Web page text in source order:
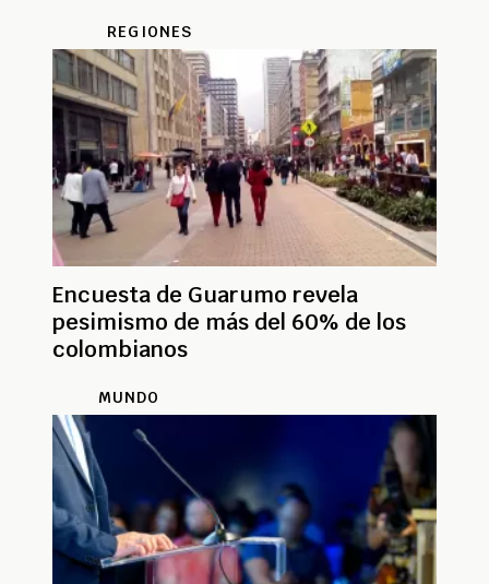
REGIONES
Encuesta de Guarumo revela
pesimismo de más del 60% de los
colombianos
MUNDO